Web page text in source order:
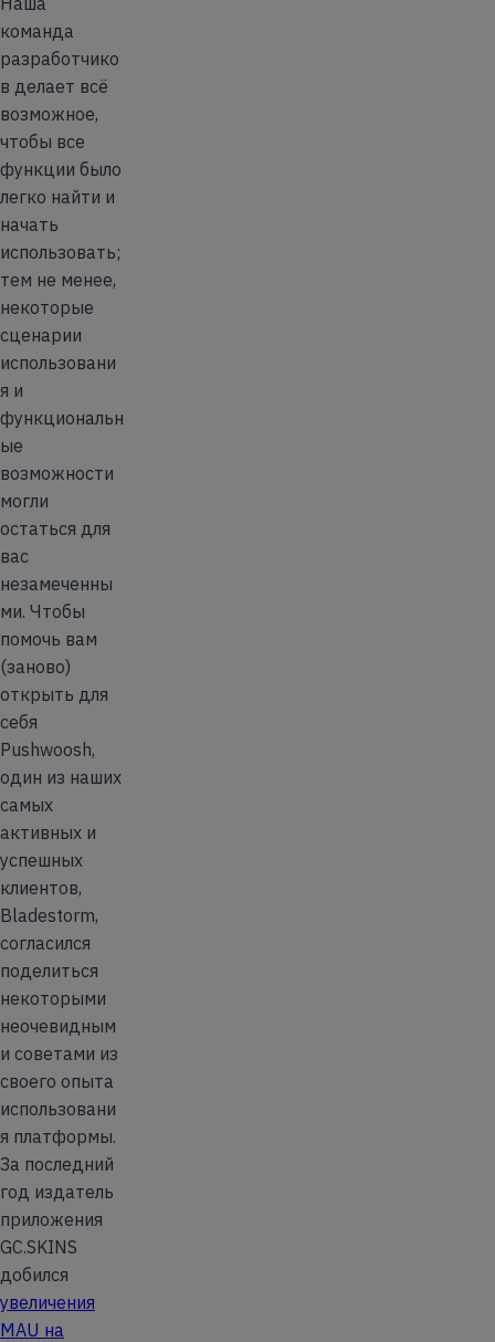
команда
разработчико
в делает всё
возможное,
чтобы все
функции было
легко найти и
начать
использовать;
тем не менее,
некоторые
сценарии
использовани
я и
функциональн
ые
возможности
могли
остаться для
вас
незамеченны
ми. Чтобы
помочь вам
(заново)
открыть для
себя
Pushwoosh,
один из наших
самых
активных и
успешных
клиентов,
Bladestorm,
согласился
поделиться
некоторыми
неочевидным
и советами из
своего опыта
использовани
я платформы.
За последний
год издатель
приложения
GC.SKINS
добился
увеличения
MAU на